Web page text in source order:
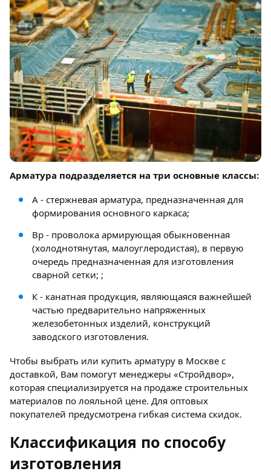
Арматура подразделяется на три основные классы:
А - стержневая арматура, предназначенная для
формирования основного каркаса;
Вр - проволока армирующая обыкновенная
(холоднотянутая, малоуглеродистая), в первую
очередь предназначенная для изготовления
сварной сетки; ;
К - канатная продукция, являющаяся важнейшей
частью предварительно напряженных
железобетонных изделий, конструкций
заводского изготовления.
Чтобы выбрать или купить арматуру в Москве с
доставкой, Вам помогут менеджеры «Стройдвор»,
которая специализируется на продаже строительных
материалов по лояльной цене. Для оптовых
покупателей предусмотрена гибкая система скидок.
Классификация по способу
изготовления